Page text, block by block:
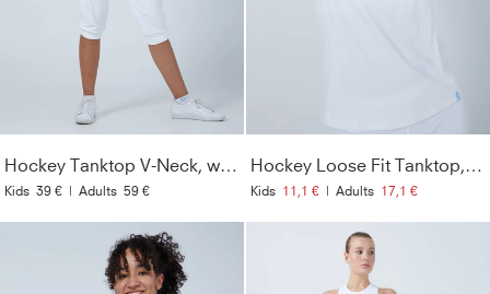
Hockey Tanktop V-Neck, weiß
Kids 39 € | Adults 59 €
Hockey Loose Fit Tanktop, weiß
Kids 11,1 € | Adults 17,1 €